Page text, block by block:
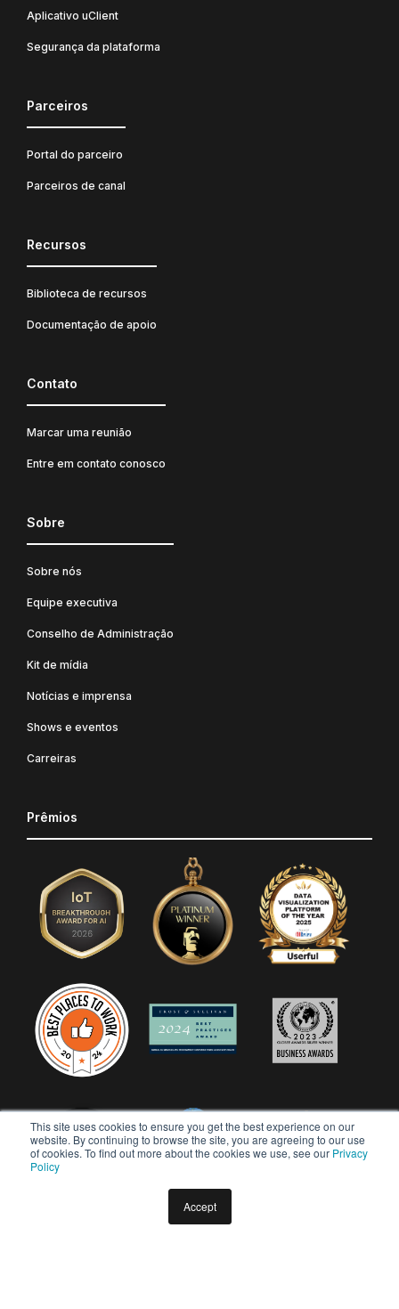
This site uses cookies to ensure you get the best experience on our
website. By continuing to browse the site, you are agreeing to our use
of cookies. To find out more about the cookies we use, see our Privacy
Policy
Accept
Aplicativo uClient
Segurança da plataforma
Parceiros
Portal do parceiro
Parceiros de canal
Recursos
Biblioteca de recursos
Documentação de apoio
Contato
Marcar uma reunião
Entre em contato conosco
Sobre
Sobre nós
Equipe executiva
Conselho de Administração
Kit de mídia
Notícias e imprensa
Shows e eventos
Carreiras
Prêmios